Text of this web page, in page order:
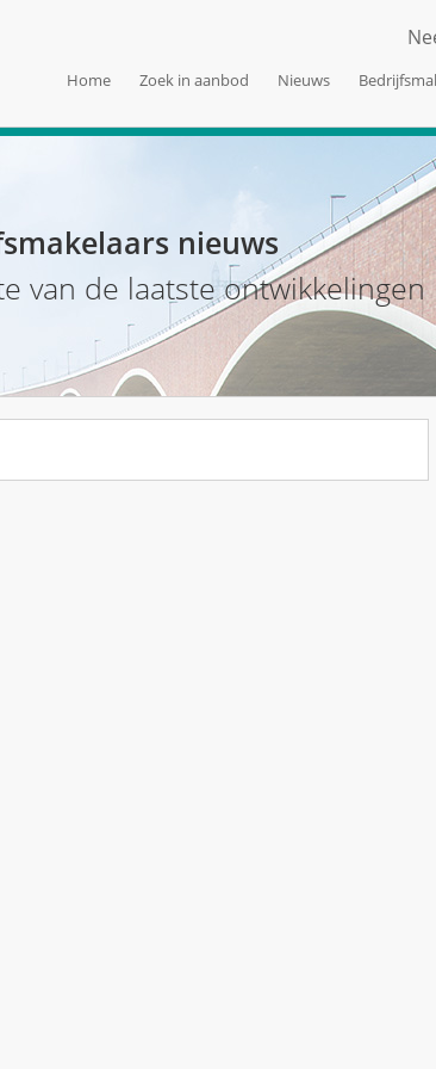
Home Zoek in aanbod Nieuws
nieuws
van de laatste ontwikkelingen